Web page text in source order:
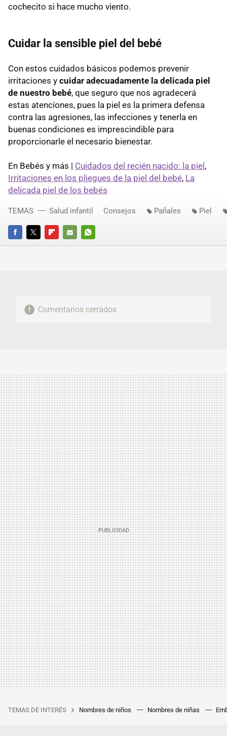
cochecito si hace mucho viento.
Cuidar la sensible piel del bebé
Con estos cuidados básicos podemos prevenir
irritaciones y cuidar adecuadamente la delicada piel
de nuestro bebé, que seguro que nos agradecerá
estas atencíones, pues la piel es la primera defensa
contra las agresiones, las infecciones y tenerla en
buenas condiciones es imprescindible para
proporcionarle el necesario bienestar.
En Bebés y más | Cuidados del recién nacido: la piel,
Irritaciones en los pliegues de la piel del bebé, La
delicada piel de los bebés
FACEBOOKTWITTERFLIPBOARD
E-
WHATSAPP
TEMAS Salud infantil Consejos Pañales Piel
Comentarios cerrados
TEMAS DE INTERÉS Nombres de niños Nombres de niñas